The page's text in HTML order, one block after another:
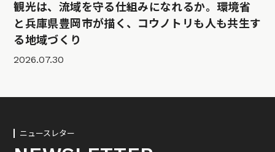
観光は、流域を守る仕組みになれるか。環境省
と兵庫県豊岡市が描く、コウノトリも人も共生す
る地域づくり
2026.07.30
ニュースレター